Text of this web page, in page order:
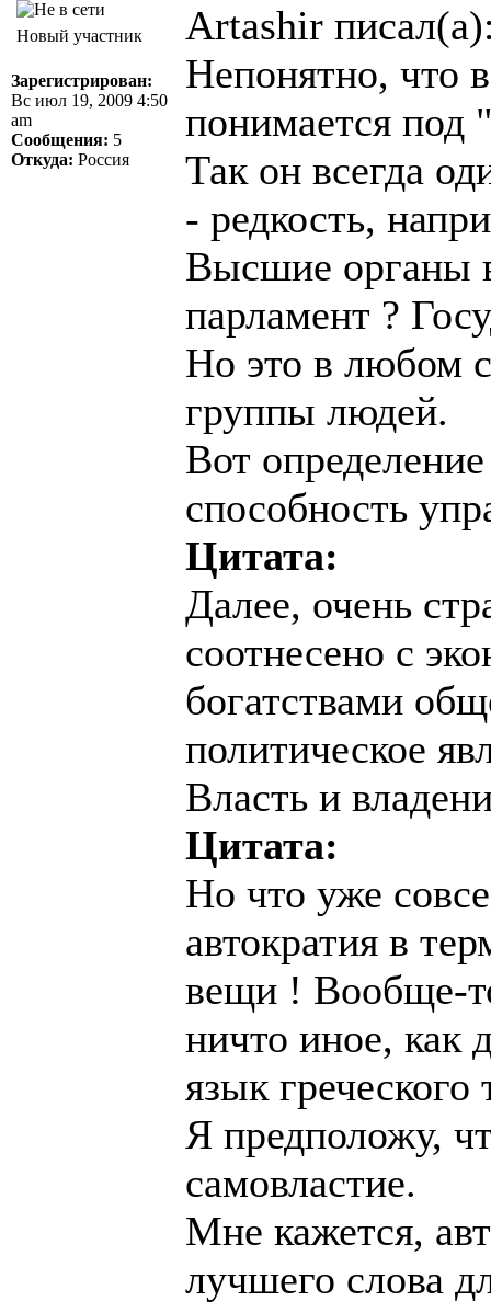
Новый участник
Зарегистрирован:
Вс июл 19, 2009 4:50
am
Сообщения: 5
Откуда: Россия
Artashir
Непонятно, что
понимается под
Так он всегда
- редкость,
Высшие органы
парламент ?
Но это в любом
группы людей.
Вот
способность
Цитата:
Далее, очень
соотнесено с
богатствами
политическое
Власть и
Цитата:
Но что уже
автократия в
вещи ! Вообще-
ничто иное, как
язык греческого
Я предположу,
самовластие.
Мне кажется,
лучшего слова